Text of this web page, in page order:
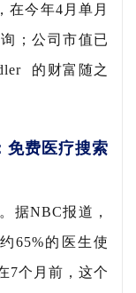
在今年4月单月
；公司市值已
的财富随之
免费医疗搜索
据NBC报道，
65%的医生使
7个月前，这个